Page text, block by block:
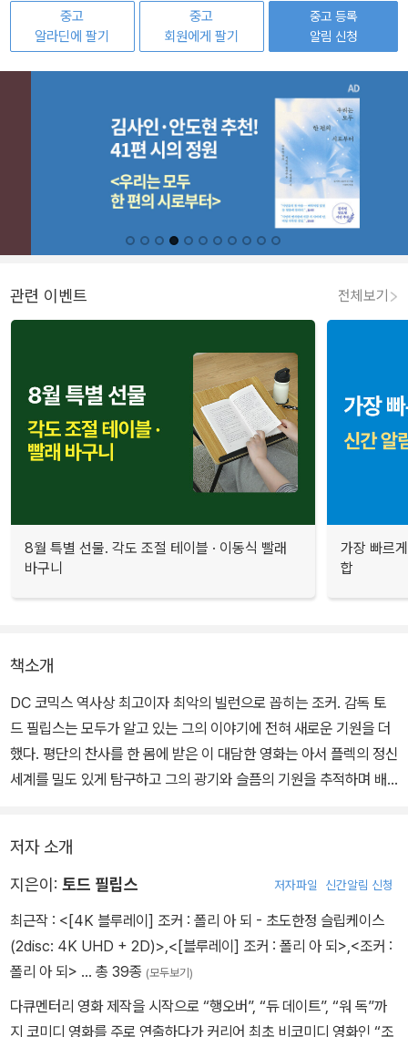
중고
알라딘에 팔기
중고
회원에게 팔기
중고 등록
알림 신청
관련 이벤트 전체보기
8월 특별 선물. 각도 조절 테이블 · 이동식 빨래
바구니
가장 빠르
합
책소개
DC 코믹스 역사상 최고이자 최악의 빌런으로 꼽히는 조커. 감독 토
드 필립스는 모두가 알고 있는 그의 이야기에 전혀 새로운 기원을 더
했다. 평단의 찬사를 한 몸에 받은 이 대담한 영화는 아서 플렉의 정신
세계를 밀도 있게 탐구하고 그의 광기와 슬픔의 기원을 추적하며 배
흐름으로 토드 필립스와 스콧 실버가 써 내려간 조커의 마음속에 다
시 한번 들어가 볼 수 있을 것이다.
저자 소개
지은이: 토드 필립스 저자파일 신간알림 신청
최근작 : <[4K 블루레이] 조커 : 폴리 아 되 - 초도한정 슬립케이스
(2disc: 4K UHD + 2D)>,<[블루레이] 조커 : 폴리 아 되>,<조커 :
폴리 아 되> … 총 39종 (모두보기)
다큐멘터리 영화 제작을 시작으로 “행오버”, “듀 데이트”, “워 독”까
지 코미디 영화를 주로 연출하다가 커리어 최초 비코미디 영화인 “조